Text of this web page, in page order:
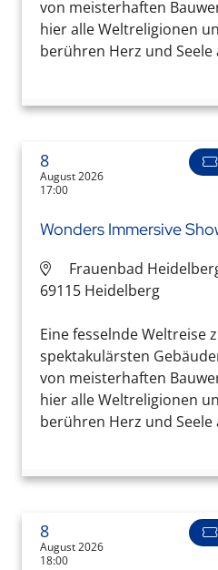
von meisterhaften
hier alle Weltreligionen
berühren Herz und Seele
8
August 2026
17:00
Wonders Immersive
Frauenbad
69115 Heidelberg
Eine fesselnde Weltreise
spektakulärsten
von meisterhaften
hier alle Weltreligionen
berühren Herz und Seele
8
August 2026
18:00